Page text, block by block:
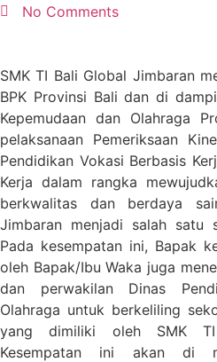
No Comments
SMK TI Bali Global Jimbaran
BPK Provinsi Bali dan di
Kepemudaan dan Olahraga
pelaksanaan Pemeriksaan
Pendidikan Vokasi Berbasis
Kerja dalam rangka
berkwalitas dan berdaya
Jimbaran menjadi salah
Pada kesempatan ini, Bapak
oleh Bapak/Ibu Waka juga
dan perwakilan Dinas
Olahraga untuk berkeliling
yang dimiliki oleh SMK
Kesempatan ini akan di